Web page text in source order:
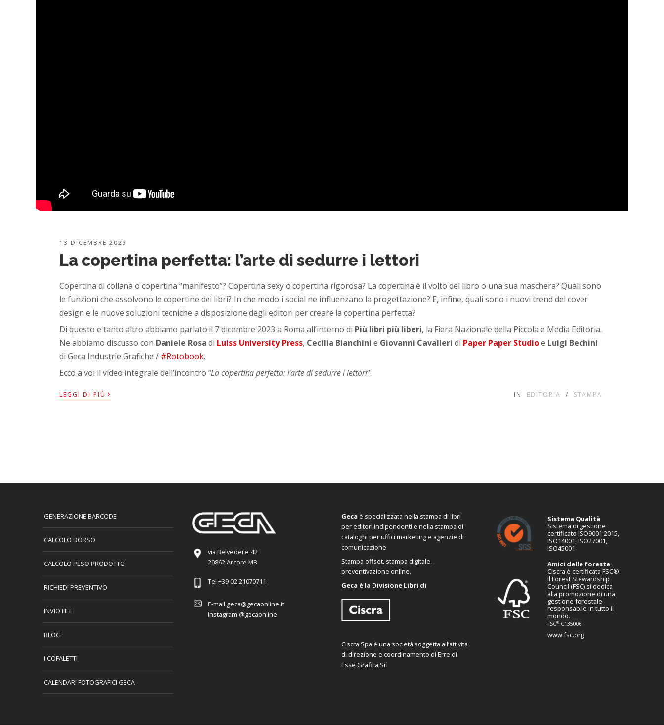
13 DICEMBRE 2023
La copertina perfetta: l’arte di sedurre i lettori
Copertina di collana o copertina “manifesto”? Copertina sexy o copertina rigorosa? La copertina è il volto del libro o una sua maschera? Quali sono
le funzioni che assolvono le copertine dei libri? In che modo i social ne influenzano la progettazione? E, infine, quali sono i nuovi trend del cover
design e le nuove soluzioni tecniche a disposizione degli editori per creare la copertina perfetta?
Di questo e tanto altro abbiamo parlato il 7 dicembre 2023 a Roma all’interno di Più libri più liberi, la Fiera Nazionale della Piccola e Media Editoria.
Ne abbiamo discusso con Daniele Rosa di Luiss University Press, Cecilia Bianchini e Giovanni Cavalleri di Paper Paper Studioe Luigi Bechini
di Geca Industrie Grafiche / #Rotobook.
Ecco a voi il video integrale dell’incontro “La copertina perfetta: l’arte di sedurre i lettori“.
LEGGI DI PIÙ › IN EDITORIA / STAMPA
GENERAZIONE BARCODE
CALCOLO DORSO
CALCOLO PESO PRODOTTO
RICHIEDI PREVENTIVO
INVIO FILE
BLOG
I COFALETTI
CALENDARI FOTOGRAFICI GECA
via Belvedere, 42
20862 Arcore MB
Tel +39 02 21070711
E-mail geca@gecaonline.it
Instagram @gecaonline
Geca è specializzata nella stampa di libri
per editori indipendenti e nella stampa di
cataloghi per uffici marketing e agenzie di
comunicazione.
Stampa offset, stampa digitale,
preventivazione online.
Geca è la Divisione Libri di
Ciscra Spa è una società soggetta all’attività
di direzione e coordinamento di Erre di
Esse Grafica Srl
Sistema Qualità
Sistema di gestione
certificato ISO9001:2015,
ISO14001, ISO27001,
ISO45001
Amici delle foreste
Ciscra è certificata FSC®.
Il Forest Stewardship
Council (FSC) si dedica
alla promozione di una
gestione forestale
responsabile in tutto il
mondo.
FSC®C135006
www.fsc.org